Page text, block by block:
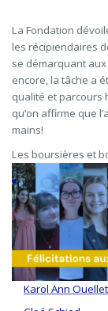
La Fondation
les récipiendaires
se démarquant
encore,la tâche a
qualité etparcours
qu’on affirme que
mains!
Les boursières et
Karol Ann